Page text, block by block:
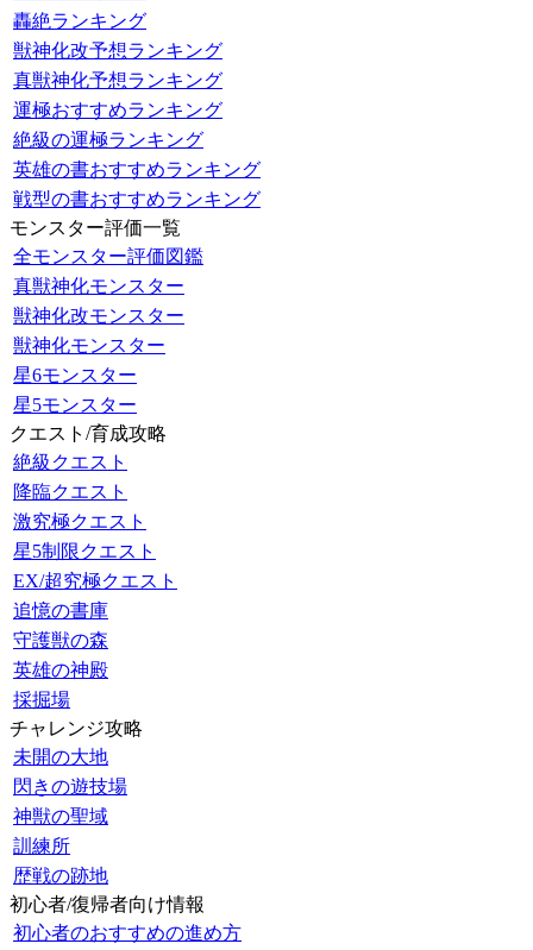
轟絶ランキング
獣神化改予想ランキング
真獣神化予想ランキング
運極おすすめランキング
絶級の運極ランキング
英雄の書おすすめランキング
戦型の書おすすめランキング
モンスター評価一覧
全モンスター評価図鑑
真獣神化モンスター
獣神化改モンスター
獣神化モンスター
星6モンスター
星5モンスター
クエスト/育成攻略
絶級クエスト
降臨クエスト
激究極クエスト
星5制限クエスト
EX/超究極クエスト
追憶の書庫
守護獣の森
英雄の神殿
採掘場
チャレンジ攻略
未開の大地
閃きの遊技場
神獣の聖域
訓練所
歴戦の跡地
初心者/復帰者向け情報
初心者のおすすめの進め方